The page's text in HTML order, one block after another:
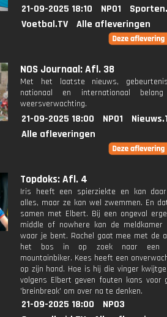
21-09-2025 18:10 NPO1
Voetbal.TV
Alle afleveringen
NOS Journaal: Afl. 38
Met het laatste nieuws,
nationaal en internationaal
weersverwachting.
21-09-2025 18:00 NPO1
Alle afleveringen
Topdoks: Afl. 4
Iris heeft een spierziekte en kan
alles, maar ze kan wel zwemmen. En
samen met Elbert. Bij een ongeval
middle of nowhere kan de meldkamer
waar je bent. Rachel gaat mee met de
het bos in op zoek naar een
mountainbiker. Kees heeft een
op zijn hand. Hoe is hij die vinger
volgens Elbert geven fouten kans voor
'breinbreak' om over na te denken.
21-09-2025 18:00
NPO3